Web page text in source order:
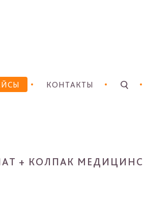
КОНТАКТЫ
+ КОЛПАК